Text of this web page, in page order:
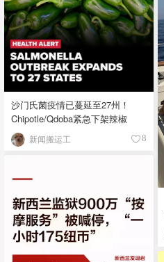
沙门氏菌疫情已蔓延至27州！
Chipotle/Qdoba紧急下架辣椒
新闻搬运工 8